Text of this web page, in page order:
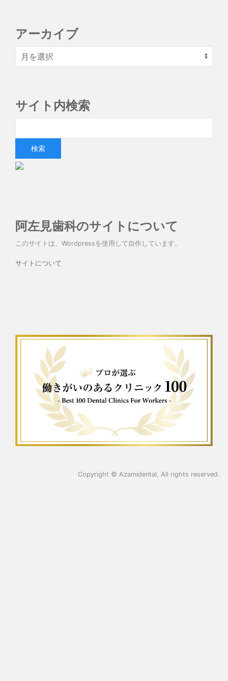
アーカイブ
サイト内検索
阿左見歯科のサイトについて
このサイトは、Wordpressを使用して自作しています。
サイトについて
Copyright © Azamidental , All rights reserved.